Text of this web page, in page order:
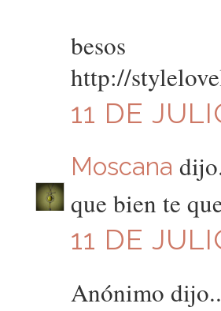
besos
http://
11 DE
Moscana
que bien te
11 DE
Anónimo